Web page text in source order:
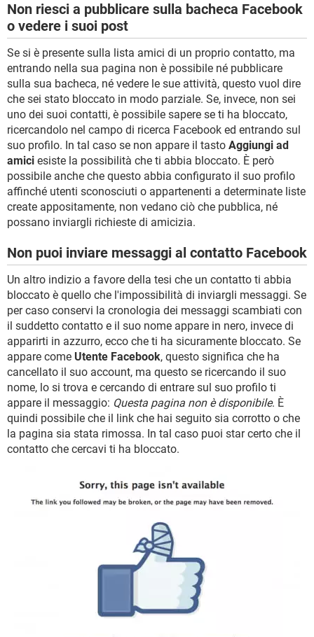
Non riesci a pubblicare sulla bacheca Facebook
o vedere i suoi post
Se si è presente sulla lista amici di un proprio contatto, ma
entrando nella sua pagina non è possibile né pubblicare
sulla sua bacheca, né vedere le sue attività, questo vuol dire
che sei stato bloccato in modo parziale. Se, invece, non sei
uno dei suoi contatti, è possibile sapere se ti ha bloccato,
ricercandolo nel campo di ricerca Facebook ed entrando sul
suo profilo. In tal caso se non appare il tasto Aggiungi ad
amici esiste la possibilità che ti abbia bloccato. È però
possibile anche che questo abbia configurato il suo profilo
affinché utenti sconosciuti o appartenenti a determinate liste
create appositamente, non vedano ciò che pubblica, né
possano inviargli richieste di amicizia.
Non puoi inviare messaggi al contatto Facebook
Un altro indizio a favore della tesi che un contatto ti abbia
bloccato è quello che l'impossibilità di inviargli messaggi. Se
per caso conservi la cronologia dei messaggi scambiati con
il suddetto contatto e il suo nome appare in nero, invece di
apparirti in azzurro, ecco che ti ha sicuramente bloccato. Se
appare come Utente Facebook, questo significa che ha
cancellato il suo account, ma questo se ricercando il suo
nome, lo si trova e cercando di entrare sul suo profilo ti
appare il messaggio: Questa pagina non è disponibile. È
quindi possibile che il link che hai seguito sia corrotto o che
la pagina sia stata rimossa. In tal caso puoi star certo che il
contatto che cercavi ti ha bloccato.